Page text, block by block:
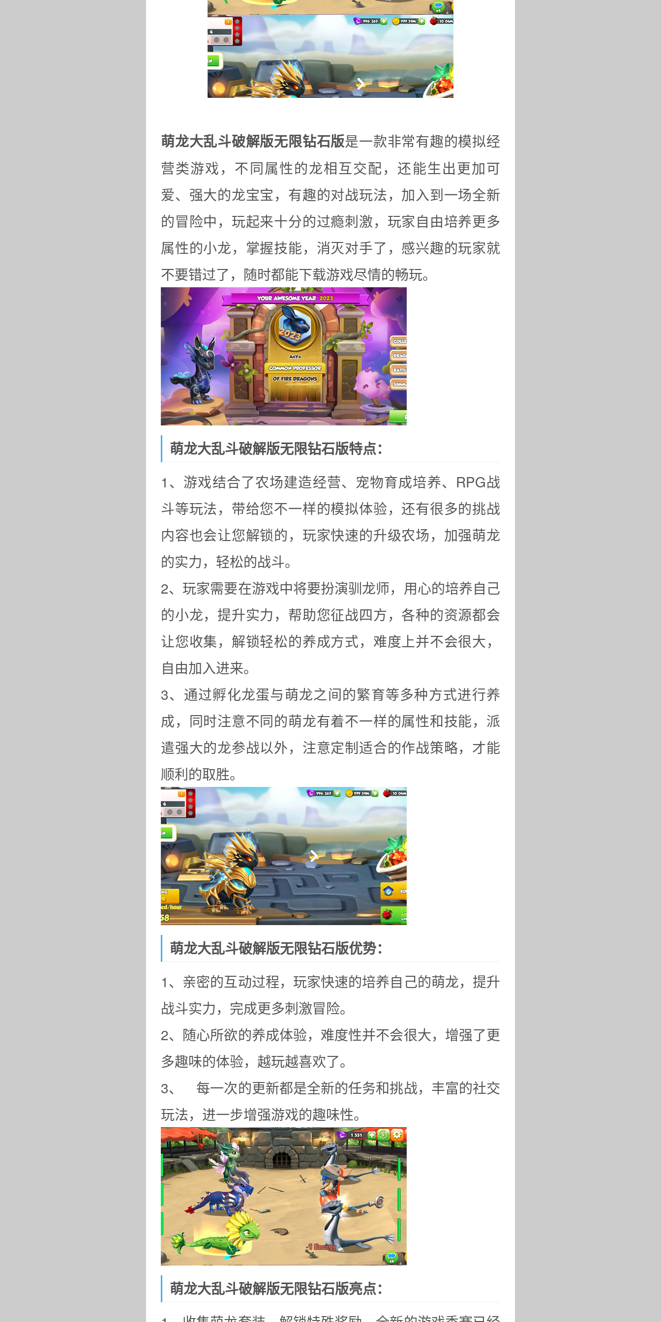
萌龙大乱斗破解版无限钻石版是一款非常有趣的模拟经
营类游戏，不同属性的龙相互交配，还能生出更加可
爱、强大的龙宝宝，有趣的对战玩法，加入到一场全新
的冒险中，玩起来十分的过瘾刺激，玩家自由培养更多
属性的小龙，掌握技能，消灭对手了，感兴趣的玩家就
不要错过了，随时都能下载游戏尽情的畅玩。
萌龙大乱斗破解版无限钻石版特点：
1、游戏结合了农场建造经营、宠物育成培养、RPG战
斗等玩法，带给您不一样的模拟体验，还有很多的挑战
内容也会让您解锁的，玩家快速的升级农场，加强萌龙
的实力，轻松的战斗。
2、玩家需要在游戏中将要扮演驯龙师，用心的培养自己
的小龙，提升实力，帮助您征战四方，各种的资源都会
让您收集，解锁轻松的养成方式，难度上并不会很大，
自由加入进来。
3、通过孵化龙蛋与萌龙之间的繁育等多种方式进行养
成，同时注意不同的萌龙有着不一样的属性和技能，派
遣强大的龙参战以外，注意定制适合的作战策略，才能
顺利的取胜。
萌龙大乱斗破解版无限钻石版优势：
1、亲密的互动过程，玩家快速的培养自己的萌龙，提升
战斗实力，完成更多刺激冒险。
2、随心所欲的养成体验，难度性并不会很大，增强了更
多趣味的体验，越玩越喜欢了。
3、 每一次的更新都是全新的任务和挑战，丰富的社交
玩法，进一步增强游戏的趣味性。
萌龙大乱斗破解版无限钻石版亮点：